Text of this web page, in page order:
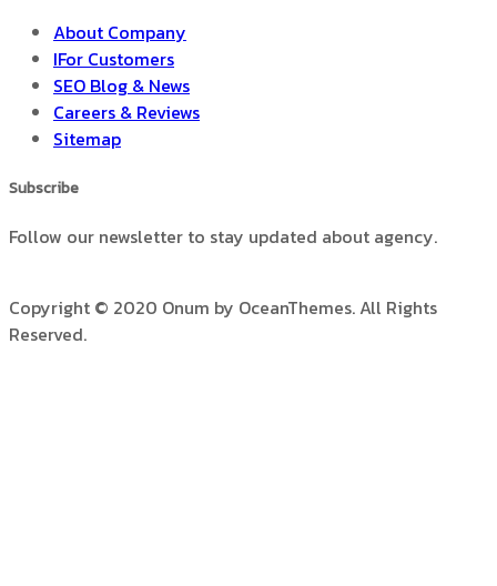
About Company
IFor Customers
SEO Blog & News
Careers & Reviews
Sitemap
Subscribe
Follow our newsletter to stay updated about agency.
Copyright © 2020 Onum by OceanThemes. All Rights
Reserved.